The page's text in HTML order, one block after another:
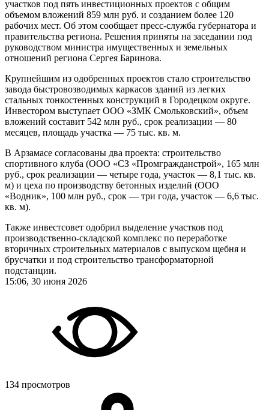
участков под пять инвестиционных проектов с общим
объемом вложений 859 млн руб. и созданием более 120
рабочих мест. Об этом сообщает пресс-служба губернатора и
правительства региона. Решения приняты на заседании под
руководством министра имущественных и земельных
отношений региона Сергея Баринова.
Крупнейшим из одобренных проектов стало строительство
завода быстровозводимых каркасов зданий из легких
стальных тонкостенных конструкций в Городецком округе.
Инвестором выступает ООО «ЗМК Смольковский», объем
вложений составит 542 млн руб., срок реализации — 80
месяцев, площадь участка — 75 тыс. кв. м.
В Арзамасе согласованы два проекта: строительство
спортивного клуба (ООО «СЗ «Промгражданстрой», 165 млн
руб., срок реализации — четыре года, участок — 8,1 тыс. кв.
м) и цеха по производству бетонных изделий (ООО
«Водник», 100 млн руб., срок — три года, участок — 6,6 тыс.
кв. м).
Также инвестсовет одобрил выделение участков под
производственно-складской комплекс по переработке
вторичных строительных материалов с выпуском щебня и
брусчатки и под строительство трансформаторной
подстанции.
15:06, 30 июня 2026
134 просмотров